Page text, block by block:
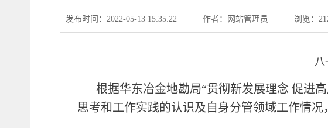
发布时间：2022-05-13 15:35:22 作者：网站管理员 浏览：
八
根据华东冶金地勘局“贯彻新发展理念 促进
思考和工作实践的认识及自身分管领域工作情况